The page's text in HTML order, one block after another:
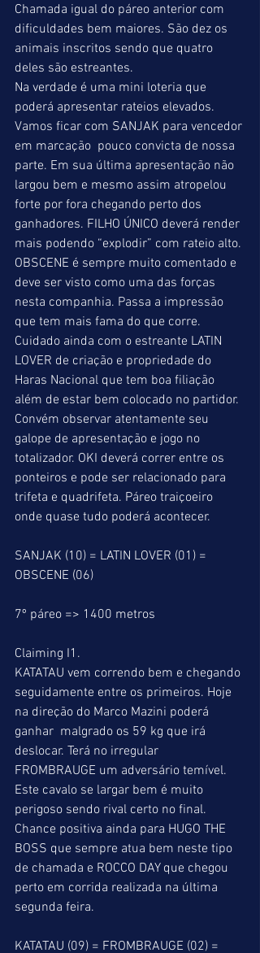
Chamada igual do páreo anterior com
dificuldades bem maiores. São dez os
animais inscritos sendo que quatro
deles são estreantes.
Na verdade é uma mini loteria que
poderá apresentar rateios elevados.
Vamos ficar com SANJAK para vencedor
em marcação  pouco convicta de nossa
parte. Em sua última apresentação não
largou bem e mesmo assim atropelou
forte por fora chegando perto dos
ganhadores. FILHO ÚNICO deverá render
mais podendo “explodir” com rateio alto.
OBSCENE é sempre muito comentado e
deve ser visto como uma das forças
nesta companhia. Passa a impressão
que tem mais fama do que corre.
Cuidado ainda com o estreante LATIN
LOVER de criação e propriedade do
Haras Nacional que tem boa filiação
além de estar bem colocado no partidor.
Convém observar atentamente seu
galope de apresentação e jogo no
totalizador. OKI deverá correr entre os
ponteiros e pode ser relacionado para
trifeta e quadrifeta. Páreo traiçoeiro
onde quase tudo poderá acontecer.
SANJAK (10) = LATIN LOVER (01) =
OBSCENE (06)
7º páreo => 1400 metros
Claiming I1.
KATATAU vem correndo bem e chegando
seguidamente entre os primeiros. Hoje
na direção do Marco Mazini poderá
ganhar  malgrado os 59 kg que irá
deslocar. Terá no irregular
FROMBRAUGE um adversário temível.
Este cavalo se largar bem é muito
perigoso sendo rival certo no final.
Chance positiva ainda para HUGO THE
BOSS que sempre atua bem neste tipo
de chamada e ROCCO DAY que chegou
perto em corrida realizada na última
segunda feira.
KATATAU (09) = FROMBRAUGE (02) =